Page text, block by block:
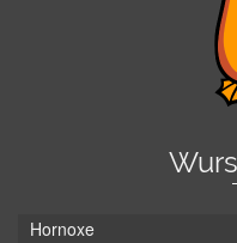
Hornoxe